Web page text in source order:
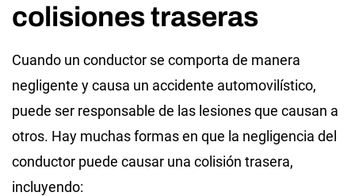
colisiones traseras
Cuando un conductor se comporta de manera
negligente y causa un accidente automovilístico,
puede ser responsable de las lesiones que causan a
otros. Hay muchas formas en que la negligencia del
conductor puede causar una colisión trasera,
incluyendo: